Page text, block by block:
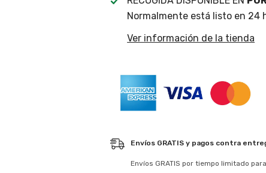
Normalmente está listo en 24
Ver información de la tienda
Envíos GRATIS y pagos contra
Envíos GRATIS por tiempo limitado